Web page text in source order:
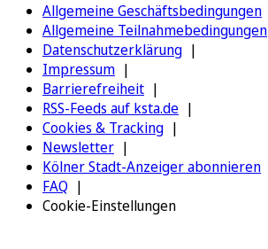
Allgemeine Geschäftsbedingungen
Allgemeine Teilnahmebedingungen
Datenschutzerklärung
Impressum
Barrierefreiheit
RSS-Feeds auf ksta.de
Cookies & Tracking
Newsletter
Kölner Stadt-Anzeiger abonnieren
FAQ
Cookie-Einstellungen